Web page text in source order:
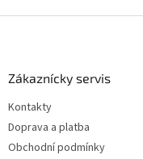
Zákaznícky servis
Kontakty
Doprava a platba
Obchodní podmínky